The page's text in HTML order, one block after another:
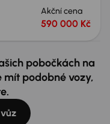
Akční cena
590 000 Kč
pobočkách na
mít podobné vozy,